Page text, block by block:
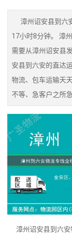
漳州诏安县到六
17小时8分钟。 漳
需要从漳州诏安县
安县到六安的直达
物流、包车运输天
不等、急客户之所
漳州诏安县到六安